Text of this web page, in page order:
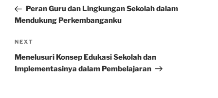
PostPeran Guru dan Lingkungan Sekolah dalam
Mendukung Perkembanganku
Next
Post
NEXT
Menelusuri Konsep Edukasi Sekolah dan
Implementasinya dalam Pembelajaran